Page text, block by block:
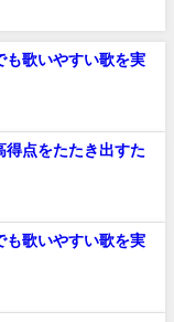
も歌いやすい歌を実
得点をたたき出すた
も歌いやすい歌を実